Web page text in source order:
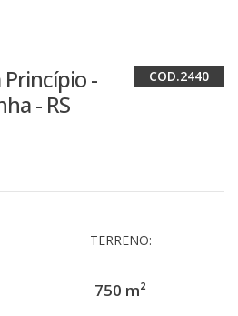
Princípio -
- RS
2440
TERRENO:
750 m²